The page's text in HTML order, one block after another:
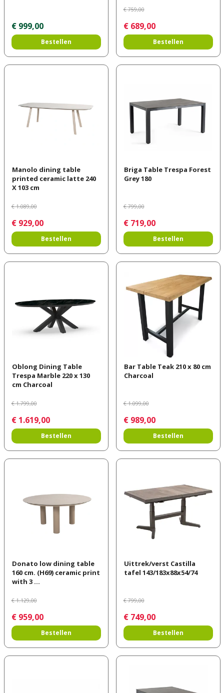
€ 999,00
Bestellen
€ 759,00
€ 689,00
Bestellen
Manolo dining table
printed ceramic latte 240
X 103 cm
€ 1.089,00
€ 929,00
Bestellen
Briga Table Trespa Forest
Grey 180
€ 799,00
€ 719,00
Bestellen
Oblong Dining Table
Trespa Marble 220 x 130
cm Charcoal
€ 1.799,00
€ 1.619,00
Bestellen
Bar Table Teak 210 x 80 cm
Charcoal
€ 1.099,00
€ 989,00
Bestellen
Donato low dining table
160 cm. (H69) ceramic print
with 3 …
€ 1.129,00
€ 959,00
Bestellen
Uittrek/verst Castilla
tafel 143/183x88x54/74
€ 799,00
€ 749,00
Bestellen